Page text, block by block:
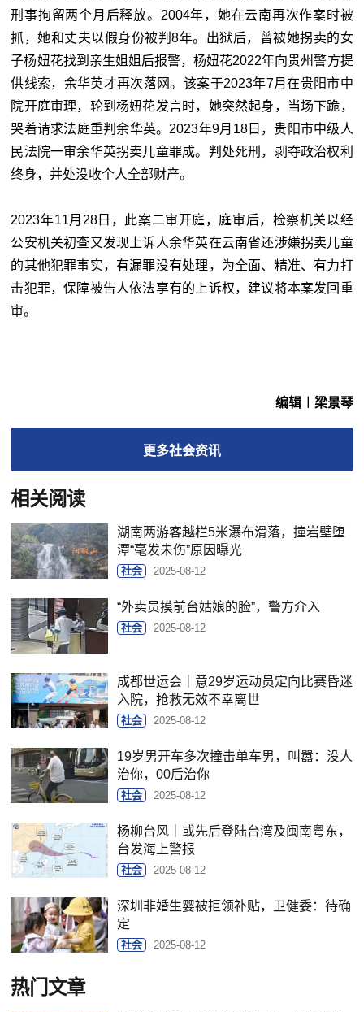
刑事拘留两个月后释放。2004年，她在云南再次作案时被
抓，她和丈夫以假身份被判8年。出狱后，曾被她拐卖的女
子杨妞花找到亲生姐姐后报警，杨妞花2022年向贵州警方提
供线索，余华英才再次落网。该案于2023年7月在贵阳市中
院开庭审理，轮到杨妞花发言时，她突然起身，当场下跪，
哭着请求法庭重判余华英。2023年9月18日，贵阳市中级人
民法院一审余华英拐卖儿童罪成。判处死刑，剥夺政治权利
终身，并处没收个人全部财产。
2023年11月28日，此案二审开庭，庭审后，检察机关以经
公安机关初查又发现上诉人余华英在云南省还涉嫌拐卖儿童
的其他犯罪事实，有漏罪没有处理，为全面、精准、有力打
击犯罪，保障被告人依法享有的上诉权，建议将本案发回重
审。
编辑︱梁景琴
更多社会资讯
相关阅读
湖南两游客越栏5米瀑布滑落，撞岩壁堕
潭“毫发未伤”原因曝光
社会 2025-08-12
“外卖员摸前台姑娘的脸”，警方介入
社会 2025-08-12
成都世运会｜意29岁运动员定向比赛昏迷
入院，抢救无效不幸离世
社会 2025-08-12
19岁男开车多次撞击单车男，叫嚣：没人
治你，00后治你
社会 2025-08-12
杨柳台风｜或先后登陆台湾及闽南粤东，
台发海上警报
社会 2025-08-12
深圳非婚生婴被拒领补贴，卫健委：待确
定
社会 2025-08-12
热门文章